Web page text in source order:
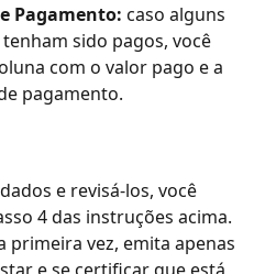
Pagamento: caso alguns
sido pagos, você
com o valor pago e a
pagamento.
e revisá-los, você
4 das instruções acima.
primeira vez, emita apenas